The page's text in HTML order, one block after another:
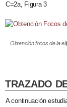
C=2a, Figura 3
Obtención focos de la
TRAZADO
A continuación